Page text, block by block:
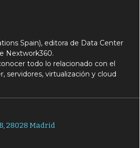
Spain), editora de Data Center
Nextwork360.
todo lo relacionado con el
servidores, virtualización y cloud
28028 Madrid